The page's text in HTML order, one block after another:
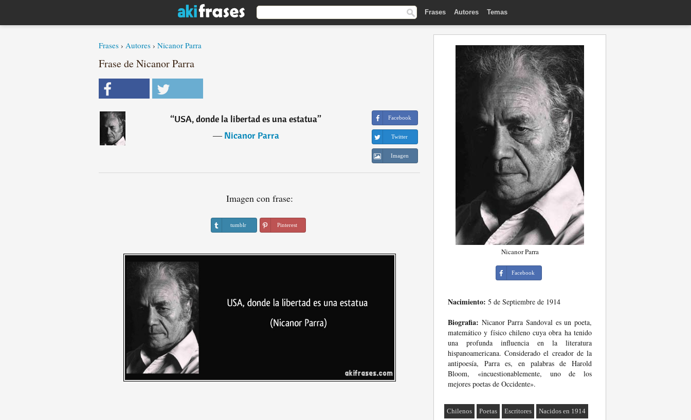
Frases Autores Temas
Frases › Autores › Nicanor Parra
Frase de Nicanor Parra
“USA, donde la libertad es una estatua”
―Nicanor Parra
Facebook
Twitter
Imagen
Imagen con frase:
tumblr Pinterest
Nicanor Parra
Facebook
Nacimiento: 5 de Septiembre de 1914
Biografia: Nicanor Parra Sandoval es un poeta,
matemático y físico chileno cuya obra ha tenido
una profunda influencia en la literatura
hispanoamericana. Considerado el creador de la
antipoesía, Parra es, en palabras de Harold
Bloom, «incuestionablemente, uno de los
mejores poetas de Occidente».
Chilenos Poetas Escritores Nacidos en 1914